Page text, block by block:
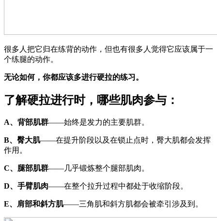
很多人把它归在练背的动作，但也有很多人觉得它应该属于一
个练腿的动作。
无论如何，你都应该多进行硬拉的练习。
了解硬拉进行时，哪些肌肉参与：
A、背部肌群——始终是发力的主要肌群。
B、臀大肌——在提升阶段以及在锁止点时，臀大肌都会发挥
作用。
C、腿部肌群——几乎锻炼整个腿部肌肉。
D、手臂肌肉——在整个拉升过程中都处于收缩阶段。
E、肩部和斜方肌——三角肌和斜方肌都会被牵引涉及到。